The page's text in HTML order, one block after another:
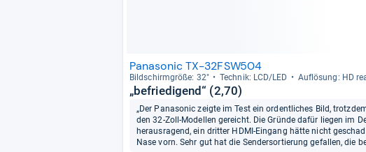
Panasonic TX-32FSW504
Bild­schirm­größe: 32" Tech­nik: LCD/LED Auf­lö­sung: HD
„befriedigend“ (2,70)
„Der Panasonic zeigte im Test ein ordentliches Bild,
den 32-Zoll-Modellen gereicht. Die Gründe dafür liegen im
herausragend, ein dritter HDMI-Eingang hätte nicht
Nase vorn. Sehr gut hat die Sendersortierung gefallen, die